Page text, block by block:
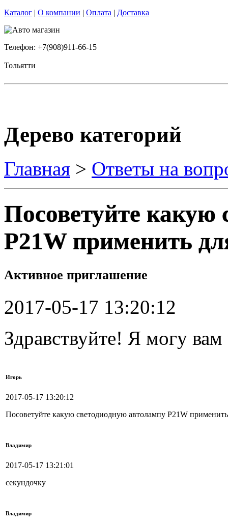
Каталог | О компании | Оплата | Доставка
Телефон: +7(908)911-66-15
Тольятти
Дерево категорий
Главная > Ответы на
Посоветуйте какую
P21W применить
Активное приглашение
2017-05-17 13:20:12
Здравствуйте! Я могу
Игорь
2017-05-17 13:20:12
Посоветуйте какую светодиодную автолампу P21W
Владимир
2017-05-17 13:21:01
секундочку
Владимир